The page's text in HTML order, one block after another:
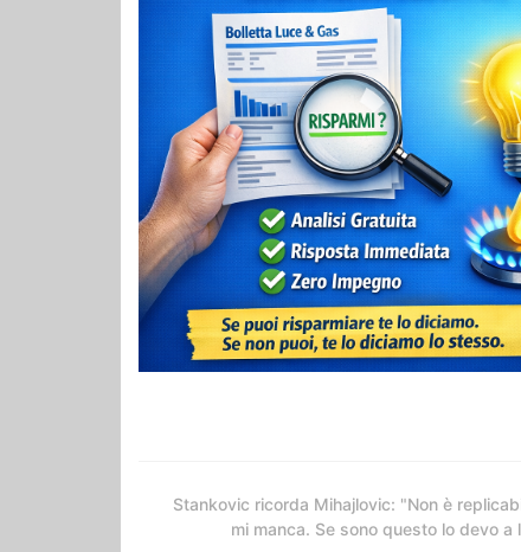
Stankovic ricorda Mihajlovic: "Non è
mi manca. Se sono questo lo devo a